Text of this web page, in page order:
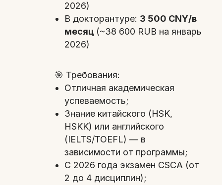
2026)
В докторантуре: 3 500 CNY/в
месяц (~38 600 RUB на январь
2026)
🎯 Требования:
Отличная академическая
успеваемость;
Знание китайского (HSK,
HSKK) или английского
(IELTS/TOEFL) — в
зависимости от программы;
С 2026 года экзамен CSCA (от
2 до 4 дисциплин);